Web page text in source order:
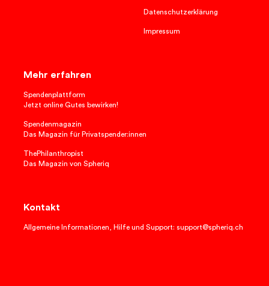
Datenschutzerklärung
Impressum
Mehr erfahren
Spendenplattform
Jetzt online Gutes bewirken!
Spendenmagazin
Das Magazin für Privatspender:innen
ThePhilanthropist
Das Magazin von Spheriq
Kontakt
Allgemeine Informationen, Hilfe und Support: support@spheriq.ch